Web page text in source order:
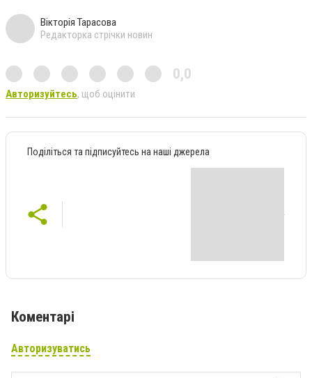
Вікторія Тарасова
Редакторка стрічки новин
0,0
Авторизуйтесь, щоб оцінити
Поділіться та підписуйтесь на наші джерела
Коментарі
Авторизуватись